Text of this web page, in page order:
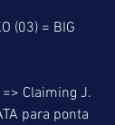
(03) = BIG
Claiming J.
para ponta